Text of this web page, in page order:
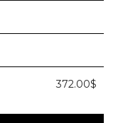
372.00$